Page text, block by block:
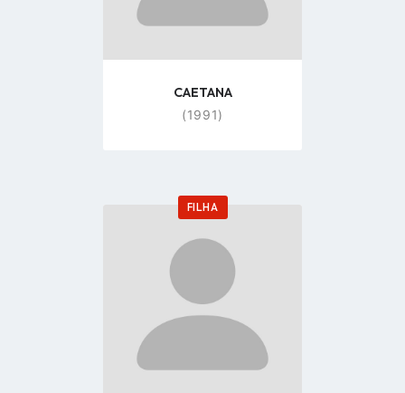
CAETANA
(1991)
FILHA
Go
profile
page